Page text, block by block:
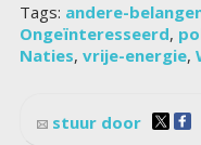
Tags: andere-
Ongeïnteresseerd,
Naties, vrije-energie,
stuur door